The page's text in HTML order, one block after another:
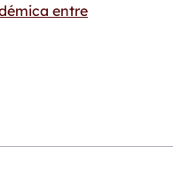
entre